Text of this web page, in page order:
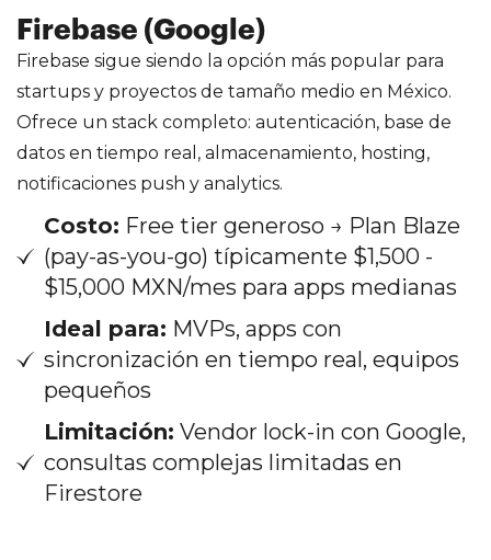
Firebase (Google)
Firebase sigue siendo la opción más popular para
startups y proyectos de tamaño medio en México.
Ofrece un stack completo: autenticación, base de
datos en tiempo real, almacenamiento, hosting,
notificaciones push y analytics.
Costo: Free tier generoso → Plan Blaze
(pay-as-you-go) típicamente $1,500 -
$15,000 MXN/mes para apps medianas
Ideal para: MVPs, apps con
sincronización en tiempo real, equipos
pequeños
Limitación: Vendor lock-in con Google,
consultas complejas limitadas en
Firestore